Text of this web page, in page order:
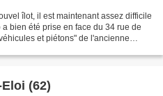
îlot, il est maintenant assez difficile
bien été prise en face du 34 rue de
et piétons" de l'ancienne
(62)